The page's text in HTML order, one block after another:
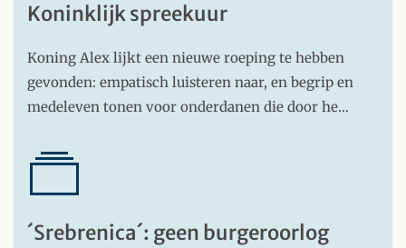
Koninklijk spreekuur
Koning Alex lijkt een nieuwe roeping te hebben
gevonden: empatisch luisteren naar, en begrip en
medeleven tonen voor onderdanen die door he…
´Srebrenica´: geen burgeroorlog